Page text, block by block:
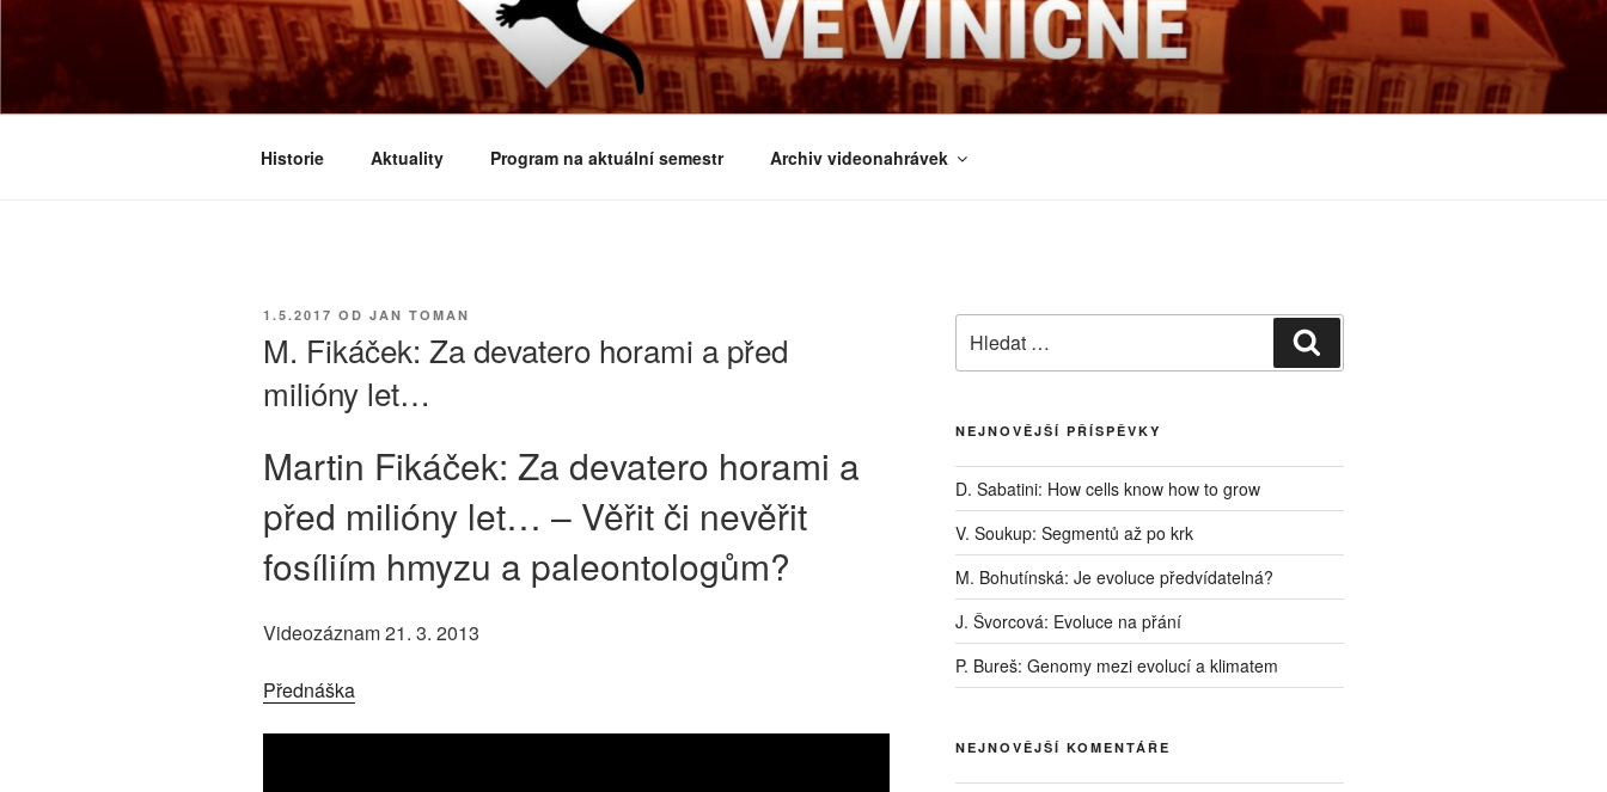
Přejít
webu
BIOLOGICKÉ ČTVRTKY VE VINIČNÉ
Určeno všem zájemcům o evoluci a obecnější biologická témata
Historie Aktuality Program na aktuální semestr Archiv videonahrávek
PUBLIKOVÁNO
1.5.2017 OD JAN TOMAN
M. Fikáček: Za devatero horami a před
milióny let…
Martin Fikáček: Za devatero horami a
před milióny let… – Věřit či nevěřit
fosíliím hmyzu a paleontologům?
Videozáznam 21. 3. 2013
Přednáška
NEJNOVĚJŠÍ PŘÍSPĚVKY
D. Sabatini: How cells know how to grow
V. Soukup: Segmentů až po krk
M. Bohutínská: Je evoluce předvídatelná?
J. Švorcová: Evoluce na přání
P. Bureš: Genomy mezi evolucí a klimatem
NEJNOVĚJŠÍ KOMENTÁŘE